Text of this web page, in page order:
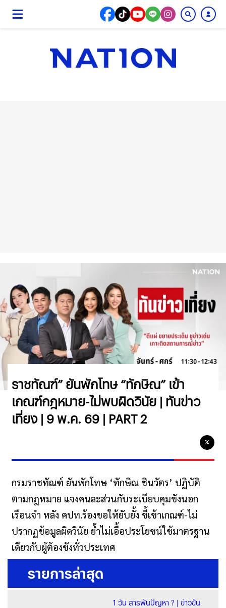
ราชทัณฑ์” ยันพักโทษ “ทักษิณ” เข้า
เกณฑ์กฎหมาย-ไม่พบผิดวินัย | ทันข่าว
เที่ยง | 9 พ.ค. 69 | PART 2
กรมราชทัณฑ์ ยันพักโทษ ‘ทักษิณ ชินวัตร’ ปฏิบัติ
ตามกฎหมาย แจงคนละส่วนกับระเบียบคุมขังนอก
เรือนจำ หลัง คปท.ร้องขอให้ยับยั้ง ชี้เข้าเกณฑ์-ไม่
ปรากฏข้อมูลผิดวินัย ย้ำไม่เอื้อประโยชน์ใช้มาตรฐาน
เดียวกับผู้ต้องขังทั่วประเทศ
รายการล่าสุด
1 วัน สารพันปัญหา ? | ข่าวข้น